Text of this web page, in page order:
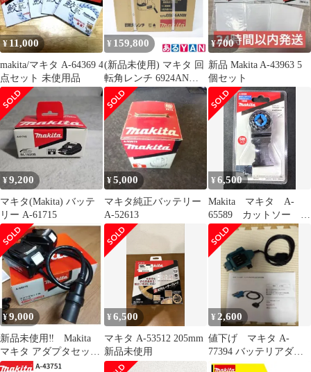
タッチメント 部品 交換
¥ 11,000
makita/マキタ A-64369 4
点セット 未使用品
¥ 159,800
(新品未使用) マキタ 回
転角レンチ 6924ANW
0088381607216
¥700
新品 Makita A-43963 5
個セット
¥9,200
マキタ(Makita) バッテ
リー A-61715
¥5,000
マキタ純正バッテリー
A-52613
¥6,500
Makita マキタ A-
65589 カットソー
TMA061HM
¥9,000
新品未使用‼ Makita
マキタ アダプタセット
品 A-69076 18V×2
¥6,500
マキタ A-53512 205mm
新品未使用
¥2,600
値下げ マキタ A-
77394 バッテリアダプ
タ 1.6m